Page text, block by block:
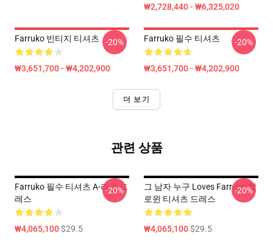
₩2,728,440 - ₩6,325,020
Farruko 빈티지 티셔츠
₩3,651,700 - ₩4,202,900
-20% Farruko 필수 티셔츠
₩3,651,700 - ₩4,202,900
-20%
더 보기
관련 상품
Farruko 필수 티셔츠 A-라인 드
레스
₩4,065,100$29.5
-20%
그 남자 누구 Loves Farruko 할
로윈 티셔츠 드레스
₩4,065,100$29.5
-20%